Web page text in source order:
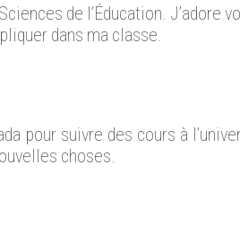
de l’Éducation. J’adore
dans ma classe.
pour suivre des cours à
choses.